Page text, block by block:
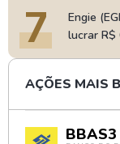
7
Engie
lucrar R$
AÇÕES MAIS
BBAS3